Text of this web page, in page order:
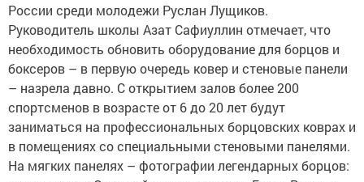
России среди молодежи Руслан Лущиков.
Руководитель школы Азат Сафиуллин отмечает, что
необходимость обновить оборудование для борцов и
боксеров – в первую очередь ковер и стеновые панели
– назрела давно. С открытием залов более 200
спортсменов в возрасте от 6 до 20 лет будут
заниматься на профессиональных борцовских коврах и
в помещениях со специальными стеновыми панелями.
На мягких панелях – фотографии легендарных борцов: